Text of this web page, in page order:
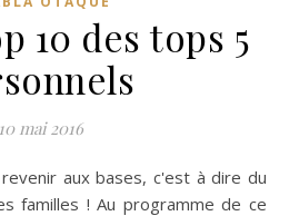
10 des tops 5
10 mai 2016
familles ! Au programme de ce